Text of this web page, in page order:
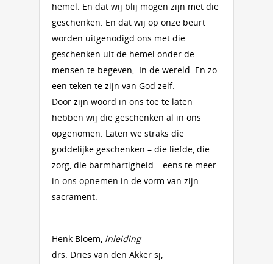
hemel. En dat wij blij mogen zijn met die
geschenken. En dat wij op onze beurt
worden uitgenodigd ons met die
geschenken uit de hemel onder de
mensen te begeven,. In de wereld. En zo
een teken te zijn van God zelf.
Door zijn woord in ons toe te laten
hebben wij die geschenken al in ons
opgenomen. Laten we straks die
goddelijke geschenken – die liefde, die
zorg, die barmhartigheid – eens te meer
in ons opnemen in de vorm van zijn
sacrament.
Henk Bloem, inleiding
drs. Dries van den Akker sj,